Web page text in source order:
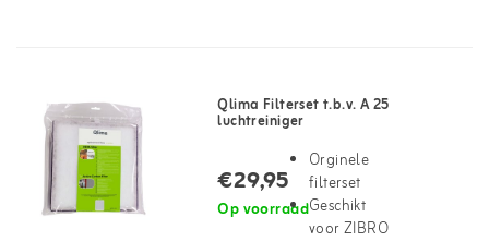
Qlima Filterset t.b.v. A 25
luchtreiniger
€29,95
Op voorraad
Orginele
filterset
Geschikt
voor ZIBRO